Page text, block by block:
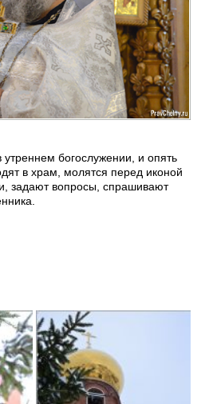
утреннем богослужении, и опять
в храм, молятся перед иконой
задают вопросы, спрашивают